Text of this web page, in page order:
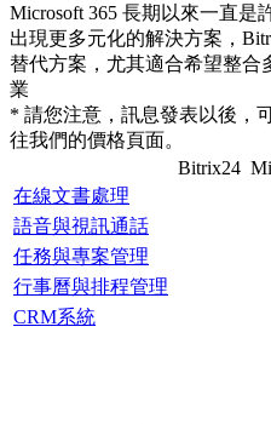
Microsoft 365 長期以來一直是
出現更多元化的解決方案，
替代方案，尤其適合希望整合
業
* 請您注意，訊息發表以後，
往我們的價格頁面。
Bitrix24
在線文書處理
語音與視訊通話
任務與專案管理
行事曆與排程管理
CRM系統